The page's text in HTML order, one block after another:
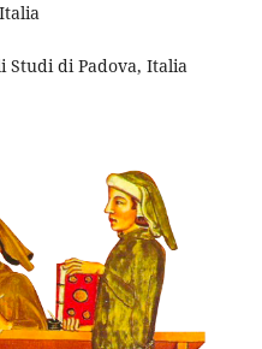
Studi di Padova, Italia